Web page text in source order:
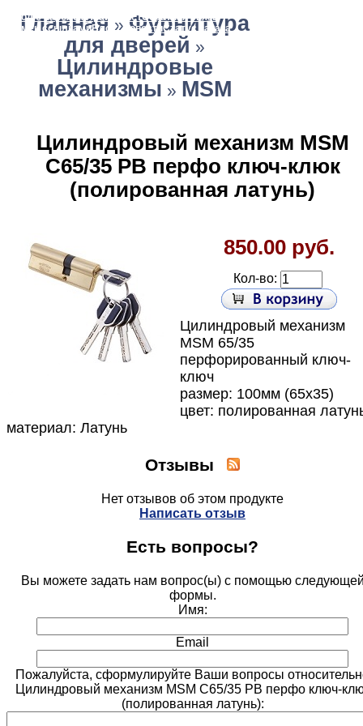
Главная » Фурнитура
для дверей »
Цилиндровые
механизмы » MSM
Цилиндровый механизм MSM
C65/35 PB перфо ключ-клюк
(полированная латунь)
850.00 руб.
Кол-во:
Цилиндровый механизм
MSM 65/35
перфорированный ключ-
ключ
размер: 100мм (65х35)
цвет: полированная
материал: Латунь
Отзывы
Нет отзывов об этом продукте
Написать отзыв
Есть вопросы?
Вы можете задать нам вопрос(ы) с помощью
формы.
Имя:
Email
Пожалуйста, сформулируйте Ваши вопросы
Цилиндровый механизм MSM C65/35 PB перфо ключ-
(полированная латунь):
Вход с паролем Прайс-листОбратная связь
Обмен ссылкамиБлог / НовостиСтатус заказа